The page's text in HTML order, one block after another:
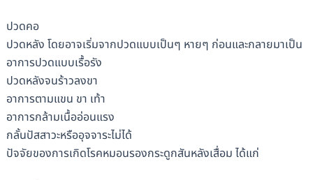
ปวดคอ
ปวดหลัง โดยอาจเริ่มจากปวดแบบเป็นๆ หายๆ ก่อนและกลายมาเป็น
อาการปวดแบบเรื้อรัง
ปวดหลังจนร้าวลงขา
อาการตามแขน ขา เท้า
อาการกล้ามเนื้ออ่อนแรง
กลั้นปัสสาวะหรืออุจจาระไม่ได้
ปัจจัยของการเกิดโรคหมอนรองกระดูกสันหลังเสื่อม ได้แก่